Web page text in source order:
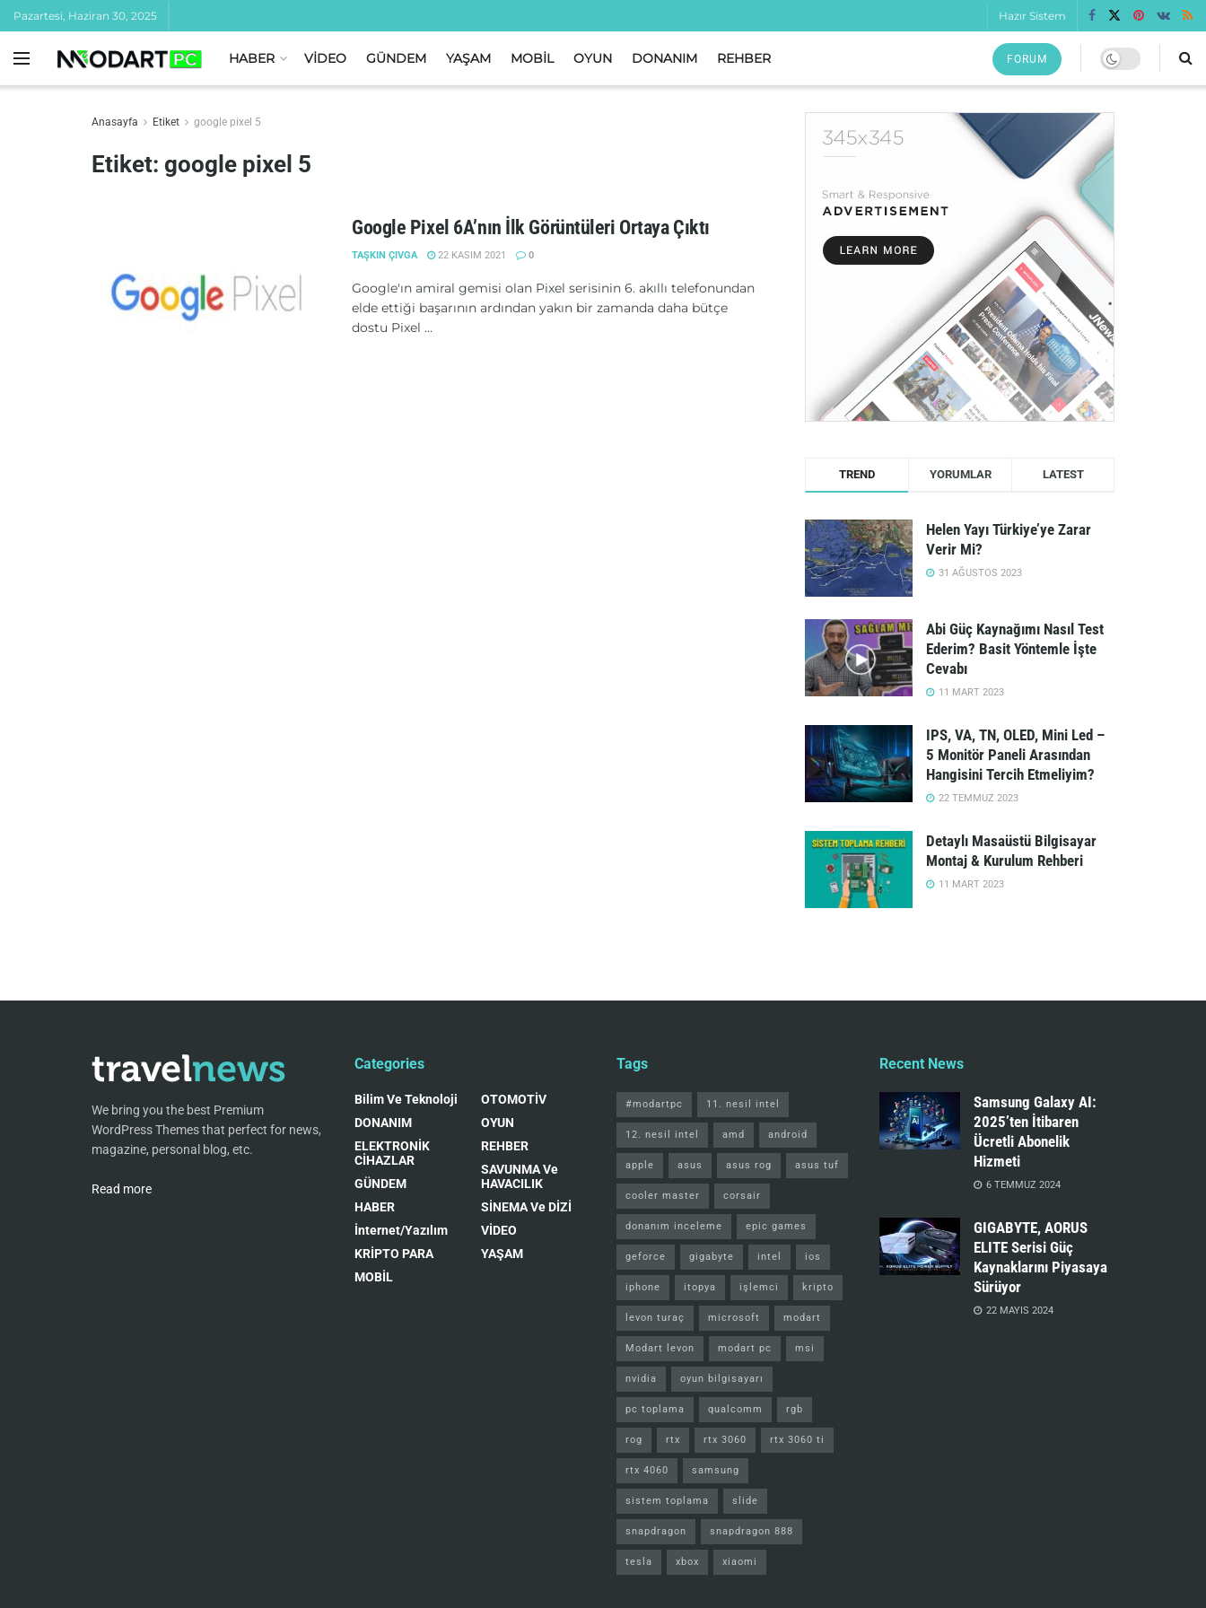
Pazartesi, Haziran 30, 2025 Hazır Sistem
HABER VİDEO GÜNDEM YAŞAM MOBİL OYUN DONANIM REHBER FORUM
Anasayfa Etiket google pixel 5
Etiket: google pixel 5
Google Pixel 6A’nın İlk Görüntüleri Ortaya Çıktı
TAŞKIN ÇIVGA 22 KASIM 2021 0
Google'ın amiral gemisi olan Pixel serisinin 6. akıllı telefonundan
elde ettiği başarının ardından yakın bir zamanda daha bütçe
dostu Pixel ...
TREND YORUMLAR LATEST
Helen Yayı Türkiye’ye Zarar
Verir Mi?
31 AĞUSTOS 2023
Abi Güç Kaynağımı Nasıl Test
Ederim? Basit Yöntemle İşte
Cevabı
11 MART 2023
IPS, VA, TN, OLED, Mini Led –
5 Monitör Paneli Arasından
Hangisini Tercih Etmeliyim?
22 TEMMUZ 2023
Detaylı Masaüstü Bilgisayar
Montaj & Kurulum Rehberi
11 MART 2023
We bring you the best Premium
WordPress Themes that perfect for news,
magazine, personal blog, etc.
Read more
Categories
Bilim Ve Teknoloji
DONANIM
ELEKTRONİK
CİHAZLAR
GÜNDEM
HABER
İnternet/Yazılım
KRİPTO PARA
MOBİL
OTOMOTİV
OYUN
REHBER
SAVUNMA Ve
HAVACILIK
SİNEMA Ve DİZİ
VİDEO
YAŞAM
Tags
#modartpc 11. nesil intel
12. nesil intel amd android
apple asus asus rog asus tuf
cooler master corsair
donanım inceleme epic games
geforce gigabyte intel ios
iphone itopya işlemci kripto
levon turaç microsoft modart
Modart levon modart pc msi
nvidia oyun bilgisayarı
pc toplama qualcomm rgb
rog rtx rtx 3060 rtx 3060 ti
rtx 4060 samsung
sistem toplama slide
snapdragon snapdragon 888
tesla xbox xiaomi
Recent News
Samsung Galaxy AI:
2025’ten İtibaren
Ücretli Abonelik
Hizmeti
6 TEMMUZ 2024
GIGABYTE, AORUS
ELITE Serisi Güç
Kaynaklarını Piyasaya
Sürüyor
22 MAYIS 2024